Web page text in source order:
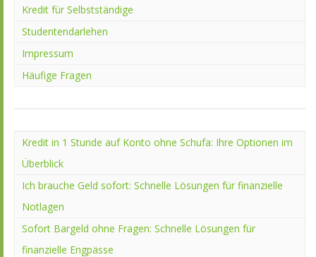
Kredit für Selbstständige
Studentendarlehen
Impressum
Häufige Fragen
Kredit in 1 Stunde auf Konto ohne Schufa: Ihre Optionen im
Überblick
Ich brauche Geld sofort: Schnelle Lösungen für finanzielle
Notlagen
Sofort Bargeld ohne Fragen: Schnelle Lösungen für
finanzielle Engpässe